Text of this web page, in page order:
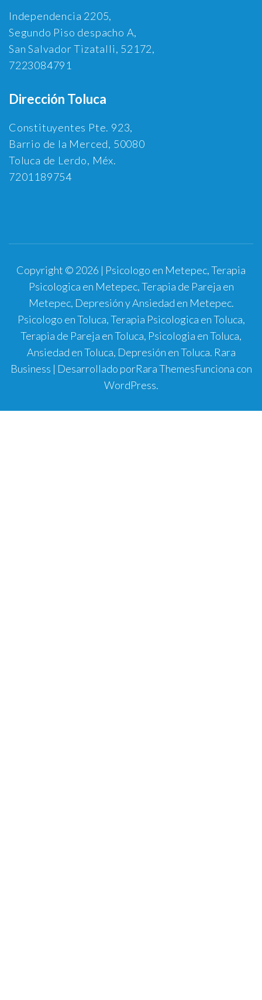
Independencia 2205,
Segundo Piso despacho A,
San Salvador Tizatalli, 52172,
7223084791
Dirección Toluca
Constituyentes Pte. 923,
Barrio de la Merced, 50080
Toluca de Lerdo, Méx.
7201189754
Copyright © 2026 | Psicologo en Metepec, Terapia
Psicologica en Metepec, Terapia de Pareja en
Metepec, Depresión y Ansiedad en Metepec.
Psicologo en Toluca, Terapia Psicologica en Toluca,
Terapia de Pareja en Toluca, Psicologia en Toluca,
Ansiedad en Toluca, Depresión en Toluca. Rara
Business | Desarrollado porRara ThemesFunciona con
WordPress.